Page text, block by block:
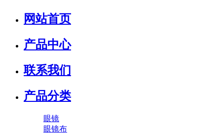
网站首页
产品中心
联系我们
产品分类
眼镜
眼镜布